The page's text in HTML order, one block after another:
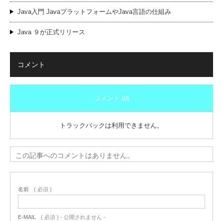
Java入門 JavaプラットフォームやJava言語の仕組み
Java ９が正式リリース
コメント
コメント (0)
トラックバックは利用できません。
この記事へのコメントはありません。
名前 ( 必須 )
E-MAIL ( 必須 ) - 公開されません -